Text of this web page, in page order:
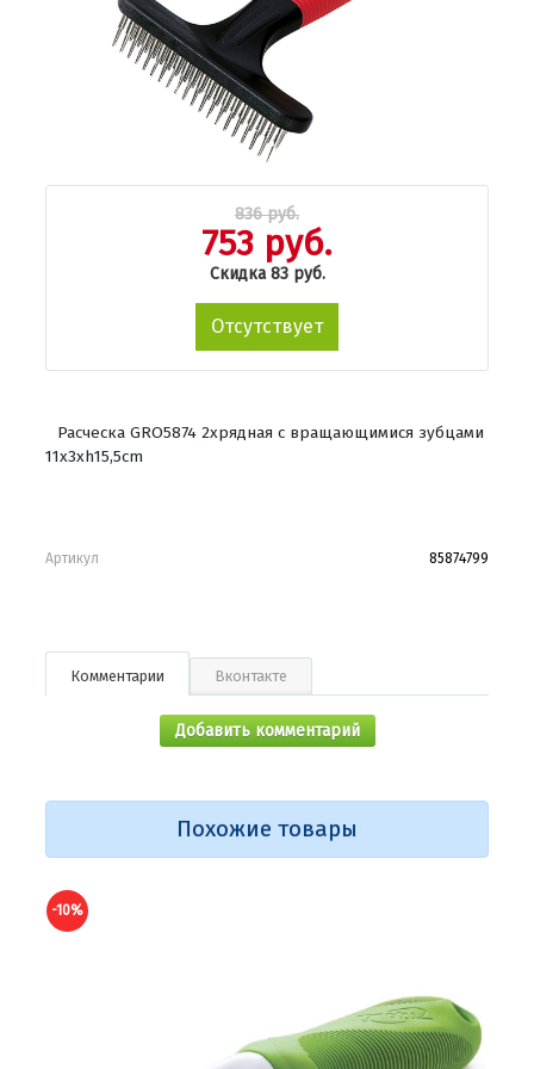
836 руб.
753 руб.
Скидка 83 руб.
Отсутствует
Расческа GRO5874 2хрядная с вращающимися зубцами
11x3xh15,5cm
Артикул 85874799
Комментарии Вконтакте
Добавить комментарий
Похожие товары
-10%